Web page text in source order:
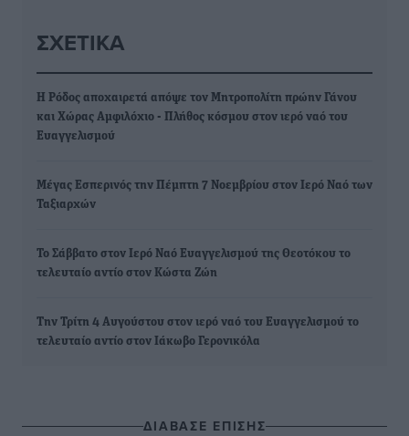
ΣΧΕΤΙΚΆ
Η Ρόδος αποχαιρετά απόψε τον Μητροπολίτη πρώην Γάνου
και Χώρας Αμφιλόχιο - Πλήθος κόσμου στον ιερό ναό του
Ευαγγελισμού
Μέγας Εσπερινός την Πέμπτη 7 Νοεμβρίου στον Ιερό Ναό των
Ταξιαρχών
Το Σάββατο στον Ιερό Ναό Ευαγγελισμού της Θεοτόκου το
τελευταίο αντίο στον Κώστα Ζώη
Την Τρίτη 4 Αυγούστου στον ιερό ναό του Ευαγγελισμού το
τελευταίο αντίο στον Ιάκωβο Γερονικόλα
ΔΙΑΒΑΣΕ ΕΠΙΣΗΣ